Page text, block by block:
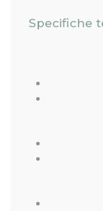
Specifiche